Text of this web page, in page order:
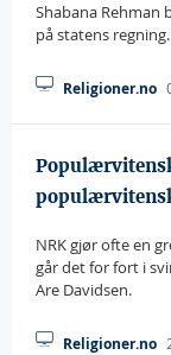
Shabana Rehman
på statens regning.
Religioner.no
NRK gjør ofte en
går det for fort i
Are Davidsen.
Religioner.no